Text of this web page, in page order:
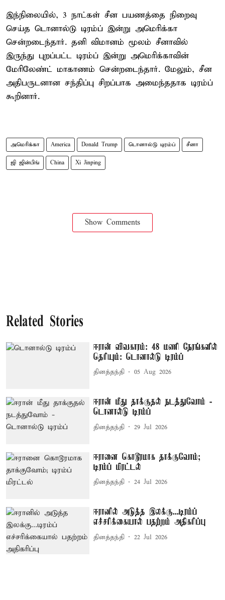
இந்நிலையில், 3 நாட்கள் சீன பயணத்தை நிறைவு
செய்த டொனால்டு டிரம்ப் இன்று அமெரிக்கா
சென்றடைந்தார். தனி விமானம் மூலம் சீனாவில்
இருந்து புறப்பட்ட டிரம்ப் இன்று அமெரிக்காவின்
மேரிலேண்ட் மாகாணம் சென்றடைந்தார். மேலும், சீன
அதிபருடனான சந்திப்பு சிறப்பாக அமைந்ததாக டிரம்ப்
கூறினார்.
அமெரிக்கா America Donald Trump டொனால்டு டிரம்ப் சீனா
ஜி ஜின்பிங் China Xi Jinping
Show Comments
Related Stories
ஈரான் விவகாரம்: 48 மணி நேரங்களில்
தெரியும்: டொனால்டு டிரம்ப்
தினத்தந்தி 05 Aug 2026
ஈரான் மீது தாக்குதல் நடத்துவோம் -
டொனால்டு டிரம்ப்
தினத்தந்தி 29 Jul 2026
ஈரானை கொடூரமாக தாக்குவோம்;
டிரம்ப் மிரட்டல்
தினத்தந்தி 24 Jul 2026
ஈரானில் அடுத்த இலக்கு...டிரம்ப்
எச்சரிக்கையால் பதற்றம் அதிகரிப்பு
தினத்தந்தி 22 Jul 2026